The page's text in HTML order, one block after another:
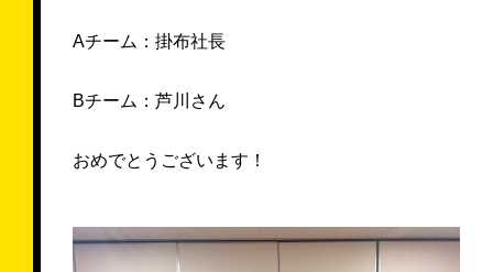
Aチーム：掛布社長
Bチーム：芦川さん
おめでとうございます！